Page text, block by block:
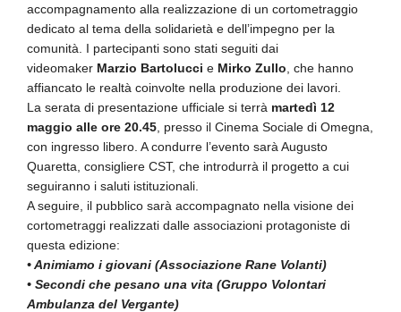
accompagnamento alla realizzazione di un cortometraggio
dedicato al tema della solidarietà e dell’impegno per la
comunità. I partecipanti sono stati seguiti dai
videomaker Marzio Bartolucci e Mirko Zullo , che hanno
affiancato le realtà coinvolte nella produzione dei lavori.
La serata di presentazione ufficiale si terrà martedì 12
maggio alle ore 20.45 , presso il Cinema Sociale di Omegna,
con ingresso libero. A condurre l’evento sarà Augusto
Quaretta, consigliere CST, che introdurrà il progetto a cui
seguiranno i saluti istituzionali.
A seguire, il pubblico sarà accompagnato nella visione dei
cortometraggi realizzati dalle associazioni protagoniste di
questa edizione:
• Animiamo i giovani (Associazione Rane Volanti)
• Secondi che pesano una vita (Gruppo Volontari
Ambulanza del Vergante)